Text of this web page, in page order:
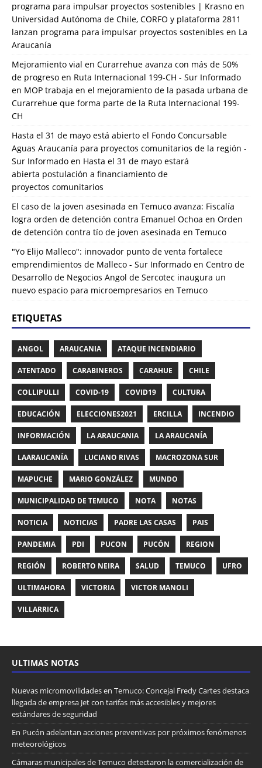
programa para impulsar proyectos sostenibles | Krasno en
Universidad Autónoma de Chile, CORFO y plataforma 2811
lanzan programa para impulsar proyectos sostenibles en La
Araucanía
Mejoramiento vial en Curarrehue avanza con más de 50%
de progreso en Ruta Internacional 199-CH - Sur Informado
en MOP trabaja en el mejoramiento de la pasada urbana de
Curarrehue que forma parte de la Ruta Internacional 199-
CH
Hasta el 31 de mayo está abierto el Fondo Concursable
Aguas Araucanía para proyectos comunitarios de la región -
Sur Informado en Hasta el 31 de mayo estará
abierta postulación a financiamiento de
proyectos comunitarios
El caso de la joven asesinada en Temuco avanza: Fiscalía
logra orden de detención contra Emanuel Ochoa en Orden
de detención contra tío de joven asesinada en Temuco
"Yo Elijo Malleco": innovador punto de venta fortalece
emprendimientos de Malleco - Sur Informado en Centro de
Desarrollo de Negocios Angol de Sercotec inaugura un
nuevo espacio para microempresarios en Temuco
ETIQUETAS
ANGOL ARAUCANIA ATAQUE INCENDIARIO
ATENTADO CARABINEROS CARAHUE CHILE
COLLIPULLI COVID-19 COVID19 CULTURA
EDUCACIÓN ELECCIONES2021 ERCILLA INCENDIO
INFORMACIÓN LA ARAUCANIA LA ARAUCANÍA
LAARAUCANÍA LUCIANO RIVAS MACROZONA SUR
MAPUCHE MARIO GONZÁLEZ MUNDO
MUNICIPALIDAD DE TEMUCO NOTA NOTAS
NOTICIA NOTICIAS PADRE LAS CASAS PAIS
PANDEMIA PDI PUCON PUCÓN REGION
REGIÓN ROBERTO NEIRA SALUD TEMUCO UFRO
ULTIMAHORA VICTORIA VICTOR MANOLI
VILLARRICA
ULTIMAS NOTAS
Nuevas micromovilidades en Temuco: Concejal Fredy Cartes destaca
llegada de empresa Jet con tarifas más accesibles y mejores
estándares de seguridad
En Pucón adelantan acciones preventivas por próximos fenómenos
meteorológicos
Cámaras municipales de Temuco detectaron la comercialización de